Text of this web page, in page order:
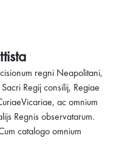
regni Neapolitani,
Regij consilij, Regiae
ac omnium
Regnis observatarum.
catalogo omnium